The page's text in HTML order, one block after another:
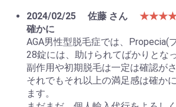
2024/02/25
佐藤 さん
確かに
AGA男性型脱毛症では、Propecia(
28錠には、助けられてばかりとな
副作用や初期脱毛は一定は確認が
それでもそれ以上の満足感は確か
ます。